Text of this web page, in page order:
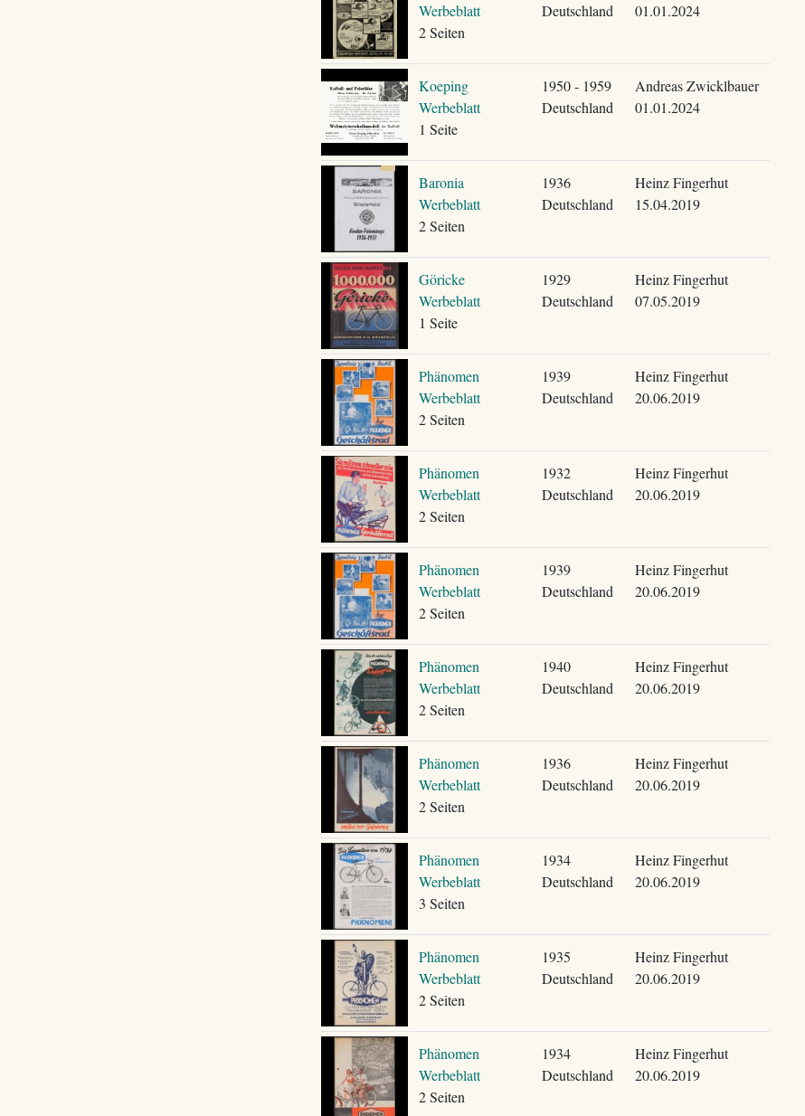
Werbeblatt
2 Seiten
Deutschland
01.01.2024
Koeping
Werbeblatt
1 Seite
1950 - 1959
Deutschland
Andreas Zwicklbauer
01.01.2024
Baronia
Werbeblatt
2 Seiten
1936
Deutschland
Heinz Fingerhut
15.04.2019
Göricke
Werbeblatt
1 Seite
1929
Deutschland
Heinz Fingerhut
07.05.2019
Phänomen
Werbeblatt
2 Seiten
1939
Deutschland
Heinz Fingerhut
20.06.2019
Phänomen
Werbeblatt
2 Seiten
1932
Deutschland
Heinz Fingerhut
20.06.2019
Phänomen
Werbeblatt
2 Seiten
1939
Deutschland
Heinz Fingerhut
20.06.2019
Phänomen
Werbeblatt
2 Seiten
1940
Deutschland
Heinz Fingerhut
20.06.2019
Phänomen
Werbeblatt
2 Seiten
1936
Deutschland
Heinz Fingerhut
20.06.2019
Phänomen
Werbeblatt
3 Seiten
1934
Deutschland
Heinz Fingerhut
20.06.2019
Phänomen
Werbeblatt
2 Seiten
1935
Deutschland
Heinz Fingerhut
20.06.2019
Phänomen
Werbeblatt
2 Seiten
1934
Deutschland
Heinz Fingerhut
20.06.2019